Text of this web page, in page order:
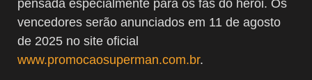
pensada especialmente para os fãs do herói. Os
vencedores serão anunciados em 11 de agosto
de 2025 no site oficial
www.promocaosuperman.com.br.